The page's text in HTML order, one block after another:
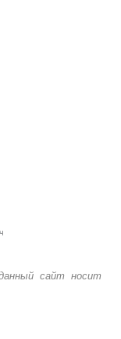
сайт носит
и ни при каких